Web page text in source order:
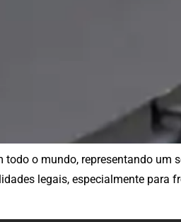
o mundo, representando um
legais, especialmente para